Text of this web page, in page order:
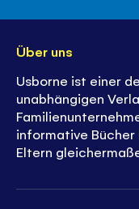
Über uns
Usborne ist einer
unabhängigen
informative Bücher
Eltern